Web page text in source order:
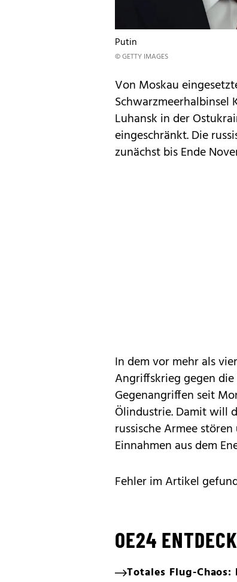
Putin
© GETTY IMAGES
Von Moskau
Schwarzmeerhalbinsel
Luhansk in der
eingeschränkt. Die
zunächst bis Ende
In dem vor mehr als
Angriffskrieg gegen
Gegenangriffen seit
Ölindustrie. Damit will
russische Armee
Einnahmen aus dem
Fehler im Artikel
OE24
Totales Flug-